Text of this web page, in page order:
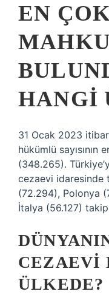
EN
HANGI
31 Ocak 2023
hükümlü
(348.265).
cezaevi idaresinde
(72.294), Polonya
İtalya (56.127)
CEZAEVI
ÜLKEDE?